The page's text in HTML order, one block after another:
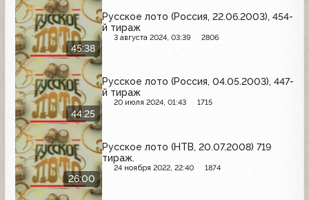
45:38
Русское лото (Россия, 22.06.2003), 454-
й тираж
3 августа 2024, 03:39 2806
44:25
Русское лото (Россия, 04.05.2003), 447-
й тираж
20 июля 2024, 01:43 1715
26:00
Русское лото (НТВ, 20.07.2008) 719
тираж.
24 ноября 2022, 22:40 1874